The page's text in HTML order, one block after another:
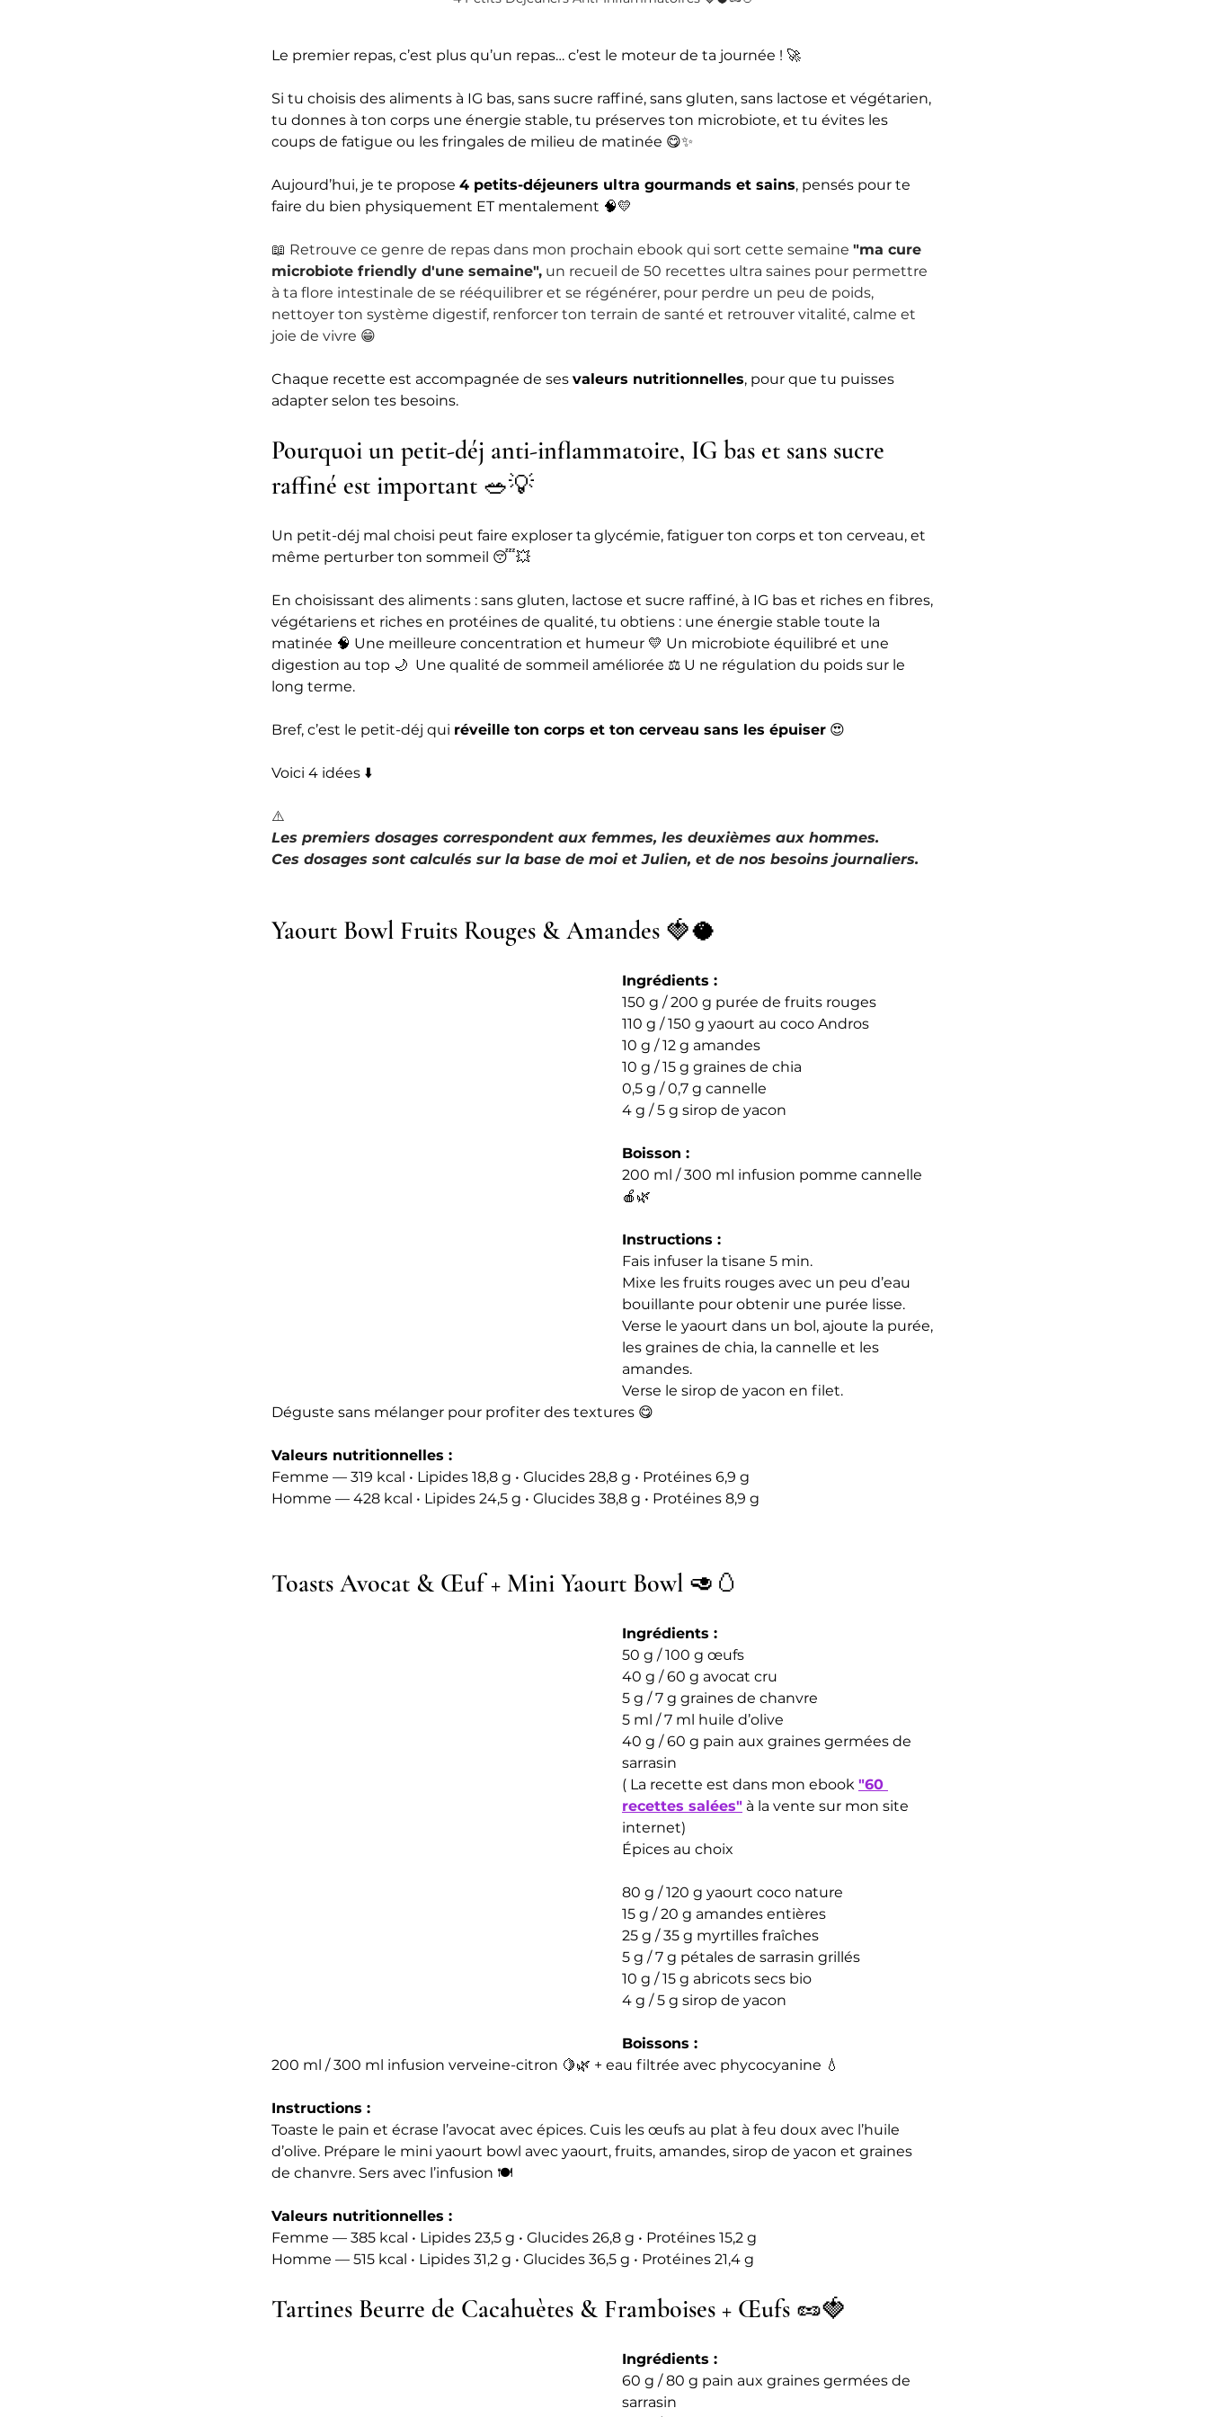
Le premier repas, c’est plus qu’un repas… c’est le moteur de ta journée ! 🚀
Si tu choisis des aliments à IG bas, sans sucre raffiné, sans gluten, sans lactose et végétarien,
tu donnes à ton corps une énergie stable, tu préserves ton microbiote, et tu évites les
coups de fatigue ou les fringales de milieu de matinée 😋✨
Aujourd’hui, je te propose 4 petits-déjeuners ultra gourmands et sains, pensés pour te
faire du bien physiquement ET mentalement 🧠💛
📖 Retrouve ce genre de repas dans mon prochain ebook qui sort cette semaine "ma cure
microbiote friendly d'une semaine", un recueil de 50 recettes ultra saines pour permettre
à ta flore intestinale de se rééquilibrer et se régénérer, pour perdre un peu de poids,
nettoyer ton système digestif, renforcer ton terrain de santé et retrouver vitalité, calme et
joie de vivre 😁
Chaque recette est accompagnée de ses valeurs nutritionnelles, pour que tu puisses
adapter selon tes besoins.
Pourquoi un petit-déj anti-inflammatoire, IG bas et sans sucre
raffiné est important 🥗💡
Un petit-déj mal choisi peut faire exploser ta glycémie, fatiguer ton corps et ton cerveau, et
même perturber ton sommeil 😴💥
En choisissant des aliments : sans gluten, lactose et sucre raffiné, à IG bas et riches en fibres,
végétariens et riches en protéines de qualité, tu obtiens : une énergie stable toute la
matinée 🧠 Une meilleure concentration et humeur 💛 Un microbiote équilibré et une
digestion au top 🌙  Une qualité de sommeil améliorée ⚖️ U ne régulation du poids sur le
long terme.
Bref, c’est le petit-déj qui réveille ton corps et ton cerveau sans les épuiser 😍
Voici 4 idées ⬇️
⚠️
Les premiers dosages correspondent aux femmes, les deuxièmes aux hommes.
Ces dosages sont calculés sur la base de moi et Julien, et de nos besoins journaliers.
Yaourt Bowl Fruits Rouges & Amandes 🍓🥥
Ingrédients :
150 g / 200 g purée de fruits rouges
110 g / 150 g yaourt au coco Andros
10 g / 12 g amandes
10 g / 15 g graines de chia
0,5 g / 0,7 g cannelle
4 g / 5 g sirop de yacon
Boisson :
200 ml / 300 ml infusion pomme cannelle
🍎🌿
Instructions :
Fais infuser la tisane 5 min.
Mixe les fruits rouges avec un peu d’eau
bouillante pour obtenir une purée lisse.
Verse le yaourt dans un bol, ajoute la purée,
les graines de chia, la cannelle et les
amandes.
Verse le sirop de yacon en filet.
Déguste sans mélanger pour profiter des textures 😋
Valeurs nutritionnelles :
Femme — 319 kcal • Lipides 18,8 g • Glucides 28,8 g • Protéines 6,9 g
Homme — 428 kcal • Lipides 24,5 g • Glucides 38,8 g • Protéines 8,9 g
Toasts Avocat & Œuf + Mini Yaourt Bowl 🥑🥚
Ingrédients :
50 g / 100 g œufs
40 g / 60 g avocat cru
5 g / 7 g graines de chanvre
5 ml / 7 ml huile d’olive
40 g / 60 g pain aux graines germées de
sarrasin
( La recette est dans mon ebook "60
recettes salées" à la vente sur mon site
internet)
Épices au choix
80 g / 120 g yaourt coco nature
15 g / 20 g amandes entières
25 g / 35 g myrtilles fraîches
5 g / 7 g pétales de sarrasin grillés
10 g / 15 g abricots secs bio
4 g / 5 g sirop de yacon
Boissons :
200 ml / 300 ml infusion verveine-citron 🍋🌿 + eau filtrée avec phycocyanine 💧
Instructions :
Toaste le pain et écrase l’avocat avec épices. Cuis les œufs au plat à feu doux avec l’huile
d’olive. Prépare le mini yaourt bowl avec yaourt, fruits, amandes, sirop de yacon et graines
de chanvre. Sers avec l’infusion 🍽️
Valeurs nutritionnelles :
Femme — 385 kcal • Lipides 23,5 g • Glucides 26,8 g • Protéines 15,2 g
Homme — 515 kcal • Lipides 31,2 g • Glucides 36,5 g • Protéines 21,4 g
Tartines Beurre de Cacahuètes & Framboises + Œufs 🥜🍓
Ingrédients :
60 g / 80 g pain aux graines germées de
sarrasin